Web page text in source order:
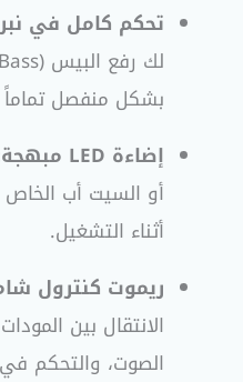
تحكم كامل في
بشكل منفصل
إضاءة LED مبهجة:
أو السيت أب
أثناء التشغيل.
ريموت كنترول
الصوت، والتحكم